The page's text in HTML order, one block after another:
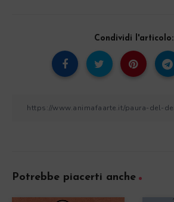
Condividi l'articolo:
Potrebbe piacerti anche